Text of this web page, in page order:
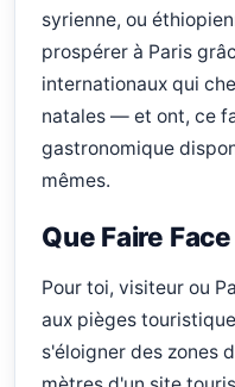
syrienne, ou
prospérer à Paris
internationaux qui
natales — et ont, ce
gastronomique
mêmes.
Que Faire
Pour toi, visiteur ou
aux pièges
s'éloigner des zones